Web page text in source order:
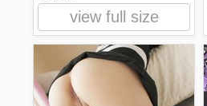
view full size